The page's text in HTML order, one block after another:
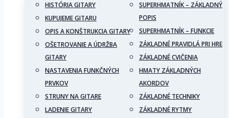
HISTÓRIA GITARY
KUPUJEME GITARU
OPIS A KONŠTRUKCIA GITARY
OŠETROVANIE A ÚDRŽBA
GITARY
NASTAVENIA FUNKČNÝCH
PRVKOV
STRUNY NA GITARE
LADENIE GITARY
SUPERHMATNÍK – ZÁKLADNÝ
POPIS
SUPERHMATNÍK – FUNKCIE
ZÁKLADNÉ PRAVIDLÁ PRI HRE
ZÁKLADNÉ CVIČENIA
HMATY ZÁKLADNÝCH
AKORDOV
ZÁKLADNÉ TECHNIKY
ZÁKLADNÉ RYTMY